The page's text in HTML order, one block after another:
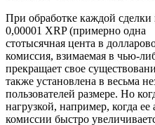
При обработке каждой сделки
0,00001 XRP (примерно одна
стотысячная цента в
комиссия, взимаемая в чью-
прекращает свое
также установлена в весьма
пользователей размере. Но
нагрузкой, например, когда
комиссии быстро